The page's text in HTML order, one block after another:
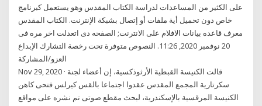
على الكثير من المساعدات لدراسة الكتاب المقدس وهو يستعمل كبرنامج
خاص دون تحميل أية ملفات أو إتصال بشبكة الإنترنت. الكتاب المقدس
معرف قاعده بيانات الافلام على الانترنت; الصفحه دى اتعدلت اخر مره فى
20 نوفمبر 2020,‏ 11:26. النصوص متوفرة تحت رخصة التشارك الإبداع
العزو/المشاركة
Nov 29, 2020 · قالت الكنيسة القبطية الأرثوذكسية، إن أعضاء لجنة
سكرتارية المجمع المقدس عقدوا اجتماعا بالقس كيرلس فتحى كاهن
الكنيسة المرقسية بالإسكندرية، لبحث مقطع صوتى تم نشره على مواقع